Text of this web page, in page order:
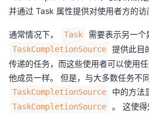
并通过 Task 属性提供对使用者方的访
通常情况下， Task 需要表示另一个
TaskCompletionSource
提供此目
传递的任务，而这些使用者可以使用
他成员一样。 但是，与大多数任务不
TaskCompletionSource 中的方法
TaskCompletionSource 。 这使